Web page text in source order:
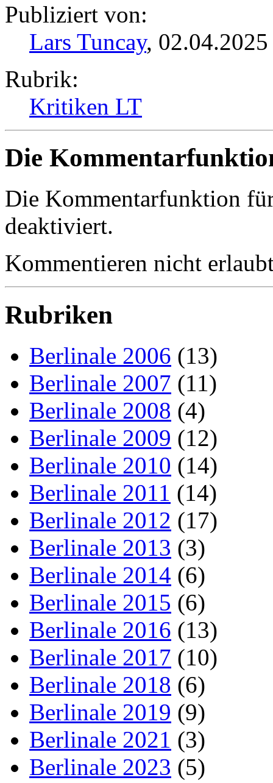
Publiziert von:
Lars Tuncay,
Rubrik:
Kritiken LT
Die
Die Kommentarfunktion
deaktiviert.
Kommentieren nicht
Rubriken
Berlinale 2006 (13)
Berlinale 2007 (11)
Berlinale 2008 (4)
Berlinale 2009 (12)
Berlinale 2010 (14)
Berlinale 2011 (14)
Berlinale 2012 (17)
Berlinale 2013 (3)
Berlinale 2014 (6)
Berlinale 2015 (6)
Berlinale 2016 (13)
Berlinale 2017 (10)
Berlinale 2018 (6)
Berlinale 2019 (9)
Berlinale 2021 (3)
Berlinale 2023 (5)